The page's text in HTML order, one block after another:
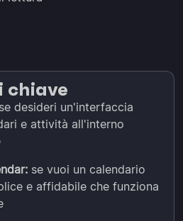
chiave
se desideri un'interfaccia
e attività all'interno
se vuoi un calendario
e affidabile che funziona